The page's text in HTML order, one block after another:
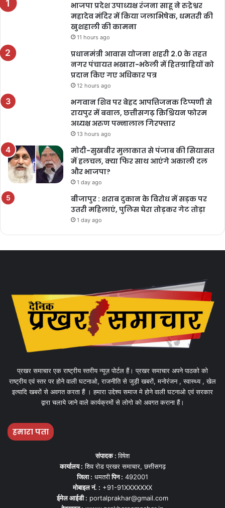
भाजपा प्रदेश उपाध्यक्ष रंजना साहू ने रुद्रेश्वर
महादेव मंदिर में किया जलाभिषेक, धमतरी की
खुशहाली की कामना
11 hours ago
प्रधानमंत्री आवास योजना शहरी 2.0 के तहत
नगर पंचायत भखारा-भठेली में हितग्राहियों को
प्रदान किए गए अधिकार पत्र
12 hours ago
भगवान शिव पर बेहद आपत्तिजनक टिप्पणी से
रायपुर में बवाल, छत्तीसगढ़ क्रिश्चियन फोरम
अध्यक्ष अरुण पन्नालाल गिरफ्तार
13 hours ago
मोदी-सुखबीर मुलाकात से पंजाब की सियासत
में हलचल, क्या फिर साथ आएंगे अकाली दल
और भाजपा?
1 day ago
बीजापुर : शराब दुकान के विरोध में सड़क पर
उतरी महिलाएं, पुलिस घेरा तोड़कर गेट तोड़ा
1 day ago
प्रखर समाचार एक राष्ट्रीय स्तरीय न्यूज़ पोर्टल हैं। प्रखर समाचार अपने पाठको को
राष्ट्रीय एवं स्तर पर होने वाली घटनाओ, राजनीति से जुड़ी खबरों, मनोरंजन , स्वास्थ्य , खेल
इत्यादि खबरों से अवगत करता हैं । हमारा उद्देश्य समाज मे होने वाली घटनाओ एवं सरकार
द्वारा चलाये जाने वाले कार्यक्रमों से लोगो को अवगत कराना हैं।
हमारा पता
संपादक :विषेश
कार्यालय : शिव रोड प्रखर समाचार, छत्तीसगढ़
जिला : धमतरीपिन : 492001
मोबाइल नं. : +91-91XXXXXXX
ईमेल आईडी : portalprakhar@gmail.com